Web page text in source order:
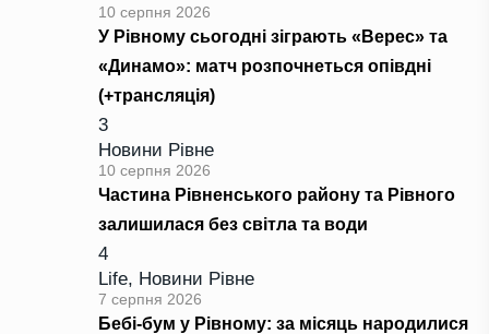
10 серпня 2026
У Рівному сьогодні зіграють «Верес» та
«Динамо»: матч розпочнеться опівдні
(+трансляція)
3
Новини Рівне
10 серпня 2026
Частина Рівненського району та Рівного
залишилася без світла та води
4
Life, Новини Рівне
7 серпня 2026
Бебі-бум у Рівному: за місяць народилися